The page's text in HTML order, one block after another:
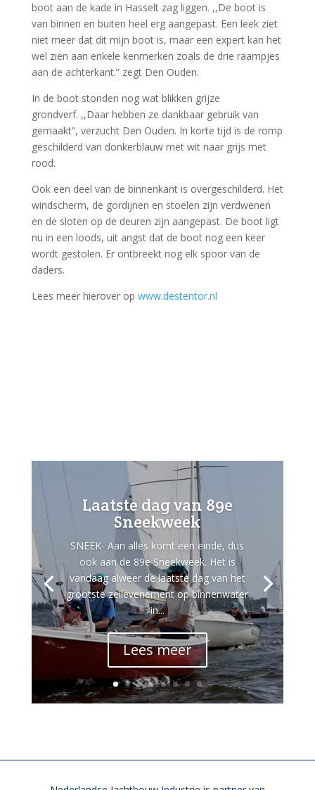
boot aan de kade in Hasselt zag liggen. ,,De boot is
van binnen en buiten heel erg aangepast. Een leek ziet
niet meer dat dit mijn boot is, maar een expert kan het
wel zien aan enkele kenmerken zoals de drie raampjes
aan de achterkant.” zegt Den Ouden.
In de boot stonden nog wat blikken grijze
grondverf. ,,Daar hebben ze dankbaar gebruik van
gemaakt”, verzucht Den Ouden. In korte tijd is de romp
geschilderd van donkerblauw met wit naar grijs met
rood.
Ook een deel van de binnenkant is overgeschilderd. Het
windscherm, de gordijnen en stoelen zijn verdwenen
en de sloten op de deuren zijn aangepast. De boot ligt
nu in een loods, uit angst dat de boot nog een keer
wordt gestolen. Er ontbreekt nog elk spoor van de
daders.
Lees meer hierover op www.destentor.nl
Laatste dag van 89e
Sneekweek
SNEEK- Aan alles komt een einde, dus
ook aan de 89e Sneekweek. Het is
vandaag alweer de laatste dag van het
grootste zeilevenement op binnenwater
in...
Lees meer